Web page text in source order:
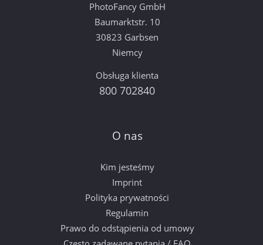
PhotoFancy GmbH
Baumarktstr. 10
30823 Garbsen
Niemcy
Obsługa klienta
800 702840
O nas
Kim jesteśmy
Imprint
Polityka prywatności
Regulamin
Prawo do odstąpienia od umowy